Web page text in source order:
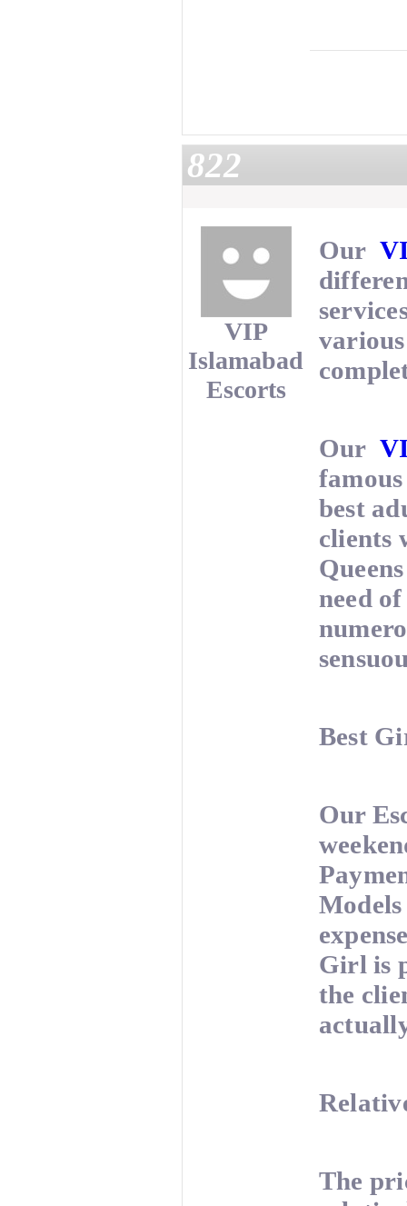
822
VIP
Islamabad
Escorts
Our
Our
best
clients
need
Best
Our
Girl is
the
The